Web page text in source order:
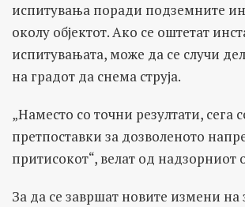
испитувања поради подземните
околу објектот. Ако се оштетат
испитувањата, може да се случи
на градот да снема струја.
„Наместо со точни резултати, сега
претпоставки за дозволеното
притисокот“, велат од надзорниот
За да се завршат новите измени на